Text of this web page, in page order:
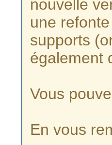
nouvelle
une
supports
également
Vous
En vous